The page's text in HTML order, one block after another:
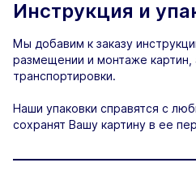
Инструкция и
Мы добавим к заказу
размещении и монтаже картин,
транспортировки.
Наши упаковки справятся с
сохранят Вашу картину в ее